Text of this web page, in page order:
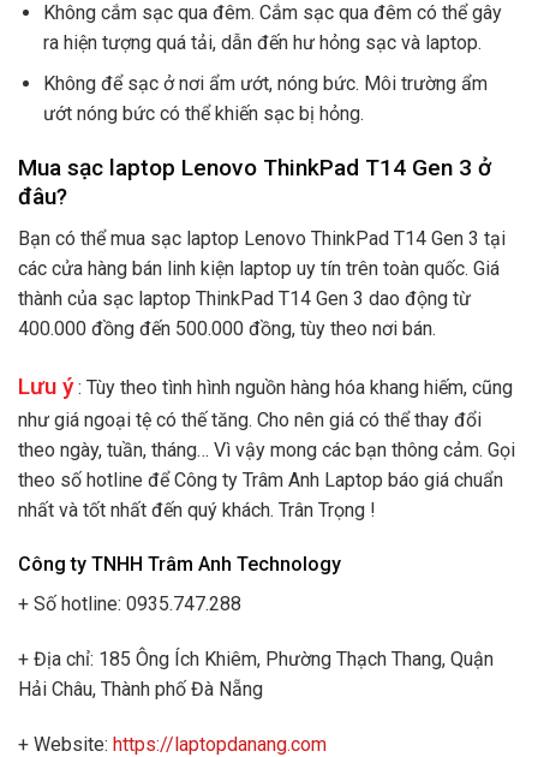
Không cắm sạc qua đêm. Cắm sạc qua đêm có thể gây
ra hiện tượng quá tải, dẫn đến hư hỏng sạc và laptop.
Không để sạc ở nơi ẩm ướt, nóng bức. Môi trường ẩm
ướt nóng bức có thể khiến sạc bị hỏng.
Mua sạc laptop Lenovo ThinkPad T14 Gen 3 ở
đâu?
Bạn có thể mua sạc laptop Lenovo ThinkPad T14 Gen 3 tại
các cửa hàng bán linh kiện laptop uy tín trên toàn quốc. Giá
thành của sạc laptop ThinkPad T14 Gen 3 dao động từ
400.000 đồng đến 500.000 đồng, tùy theo nơi bán.
Lưu ý: Tùy theo tình hình nguồn hàng hóa khang hiếm, cũng
như giá ngoại tệ có thế tăng. Cho nên giá có thể thay đổi
theo ngày, tuần, tháng… Vì vậy mong các bạn thông cảm. Gọi
theo số hotline để Công ty Trâm Anh Laptop báo giá chuẩn
nhất và tốt nhất đến quý khách. Trân Trọng !
Công ty TNHH Trâm Anh Technology
+ Số hotline: 0935.747.288
+ Địa chỉ: 185 Ông Ích Khiêm, Phường Thạch Thang, Quận
Hải Châu, Thành phố Đà Nẵng
+ Website: https://laptopdanang.com